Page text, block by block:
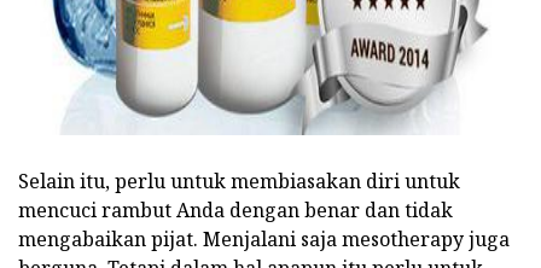
Selain itu, perlu untuk membiasakan diri untuk
mencuci rambut Anda dengan benar dan tidak
mengabaikan pijat. Menjalani saja mesotherapy juga